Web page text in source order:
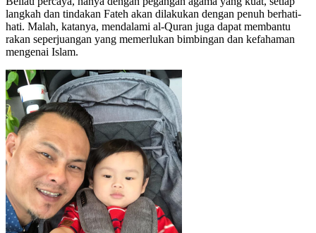
langkah dan tindakan Fateh akan dilakukan dengan penuh berhati-
hati. Malah, katanya, mendalami al-Quran juga dapat membantu
rakan seperjuangan yang memerlukan bimbingan dan kefahaman
mengenai Islam.